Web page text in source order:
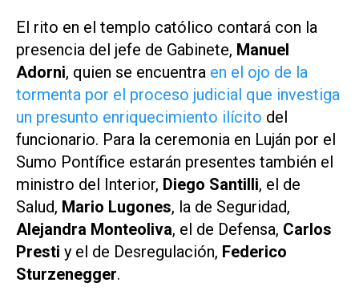
El rito en el templo católico contará con la
presencia del jefe de Gabinete, Manuel
Adorni, quien se encuentra en el ojo de la
tormenta por el proceso judicial que investiga
un presunto enriquecimiento ilícito del
funcionario. Para la ceremonia en Luján por el
Sumo Pontífice estarán presentes también el
ministro del Interior, Diego Santilli, el de
Salud, Mario Lugones, la de Seguridad,
Alejandra Monteoliva, el de Defensa, Carlos
Presti y el de Desregulación, Federico
Sturzenegger.